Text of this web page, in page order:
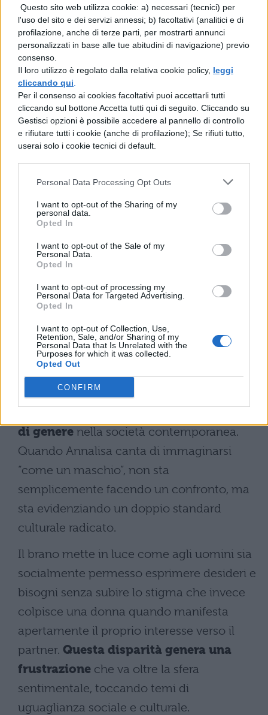
Questo sito web utilizza cookie: a) necessari (tecnici) per
l'uso del sito e dei servizi annessi; b) facoltativi (analitici e di
profilazione, anche di terze parti, per mostrarti annunci
personalizzati in base alle tue abitudini di navigazione) previo
consenso.
Il loro utilizzo è regolato dalla relativa cookie policy, leggi
cliccando qui
Per il consenso ai cookies facoltativi puoi accettarli tutti
cliccando sul bottone Accetta tutti qui di seguito. Cliccando su
Gestisci opzioni è possibile accedere al pannello di controllo
e rifiutare tutti i cookie (anche di profilazione); Se rifiuti tutto,
userai solo i cookie tecnici di default.
Personal Data Processing Opt Outs
I want to opt-out of the Sharing of my
personal data.
Opted In
I want to opt-out of the Sale of my
Personal Data.
Opted In
I want to opt-out of processing my
Personal Data for Targeted Advertising.
Opted In
I want to opt-out of Collection, Use,
Retention, Sale, and/or Sharing of my
Personal Data that Is Unrelated with the
Purposes for which it was collected.
Opted Out
CONFIRM
Se fossi un maschio io
Mi venderei per tutto, per zero
Mi venderei per finta, e davvero
Io mi venderei solo col pensiero
Solo per lei-ei
Solo per lei-ei
Il significato nascosto
dietro le parole di “Maschio”
una tematica profonda e attuale
: la
completamente per un amore non
ricambiato. La protagonista del brano si
ritrova a fare di tutto per il partner
nonostante riceva in cambio solo
indifferenza e atteggiamenti distaccati.
Ciò che rende “Maschio” particolarmente
interessante è come trascenda la semplice
narrazione di una relazione tossica per
di genere nella società contemporanea.
Quando Annalisa canta di immaginarsi
“come un maschio”, non sta
semplicemente facendo un confronto, ma
sta evidenziando un doppio standard
culturale radicato.
Il brano mette in luce come agli uomini sia
socialmente permesso esprimere desideri e
bisogni senza subire lo stigma che invece
colpisce una donna quando manifesta
apertamente il proprio interesse verso il
partner. Questa disparità genera una
frustrazione che va oltre la sfera
sentimentale, toccando temi di
uguaglianza sociale e culturale.